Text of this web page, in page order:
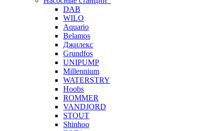
DAB
WILO
Aquario
Belamos
Джилекс
Grundfos
UNIPUMP
Millennium
WATERSTRY
Hoobs
ROMMER
VANDJORD
STOUT
Shinhoo